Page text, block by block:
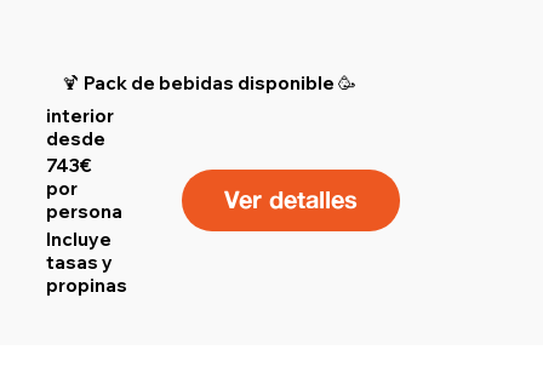
🍹 Pack de bebidas disponible 🥳
interior
desde
743€
por
persona
Incluye
tasas y
propinas
Ver detalles